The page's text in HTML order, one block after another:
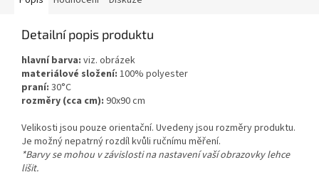
Detailní popis produktu
hlavní barva: viz. obrázek
materiálové složení: 100% polyester
praní: 30°C
rozměry (cca cm): 90x90 cm
Velikosti jsou pouze orientační. Uvedeny jsou rozměry produktu.
Je možný nepatrný rozdíl kvůli ručnímu měření.
*Barvy se mohou v závislosti na nastavení vaší obrazovky lehce
lišit.